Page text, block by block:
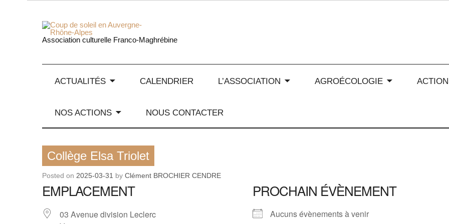
Coup de soleil en Auvergne-
Association culturelle Franco-Maghrébine
ACTUALITÉS CALENDRIER L’ASSOCIATION AGROÉCOLOGIE
NOS ACTIONS NOUS CONTACTER
Collège Elsa Triolet
Posted on 2025-03-31 byClément BROCHIER CENDRE
EMPLACEMENT
03 Avenue division Leclerc
PROCHAIN ÉVÈNEMENT
Aucuns évènements à venir